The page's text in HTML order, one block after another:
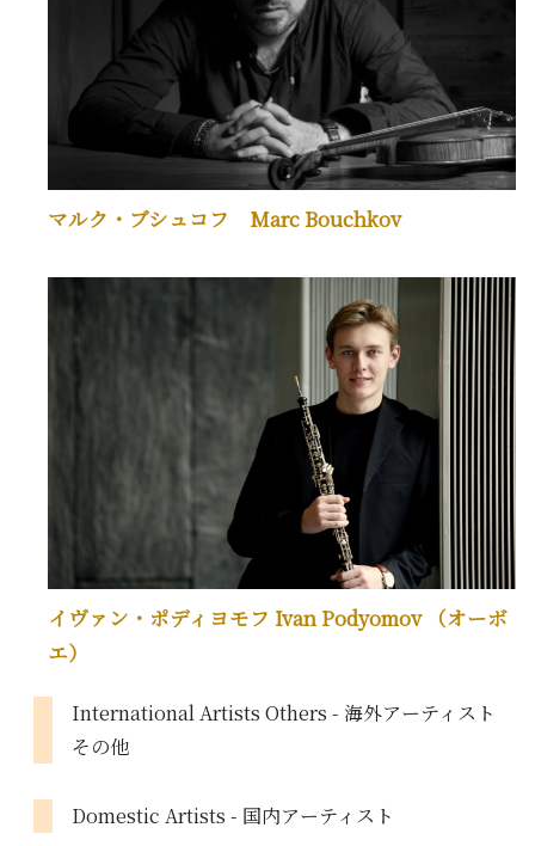
マルク・ブシュコフ Marc Bouchkov
イヴァン・ポディヨモフ Ivan Podyomov （オーボ
エ）
International Artists Others - 海外アーティスト
その他
Domestic Artists - 国内アーティスト